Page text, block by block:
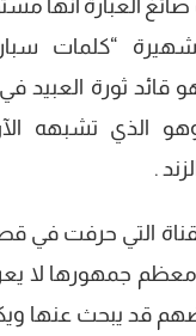
صائغ العبارة أنها
“كلمات
ثورة العبيد في
الذي تشبهه
.
التي حرفت في
جمهورها لا
قد يبحث عنها